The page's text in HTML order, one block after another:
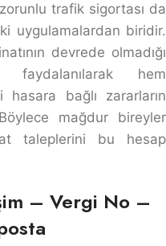
trafik sigortası da
uygulamalardan biridir.
devrede olmadığı
hem
bağlı zararların
mağdur bireyler
taleplerini bu hesap
– Vergi No –